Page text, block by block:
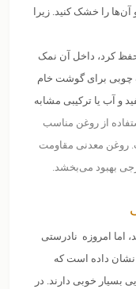
را خشک کنید. زیرا
کرد، داخل آن نمک
چوبی برای گوشت خام
محلول 50/50 سرکه سفید و آب یا ترکیبی مشابه
از روغن مناسب
معدنی مقاومت
بهبود می‌بخشد.
اما امروزه نادرستی
نشان داده است که
بسیار خوبی دارند. در